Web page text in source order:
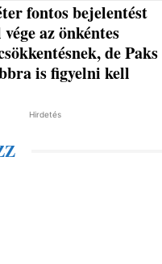
fontos bejelentést
az önkéntes
de Paks
is figyelni kell
Hirdetés